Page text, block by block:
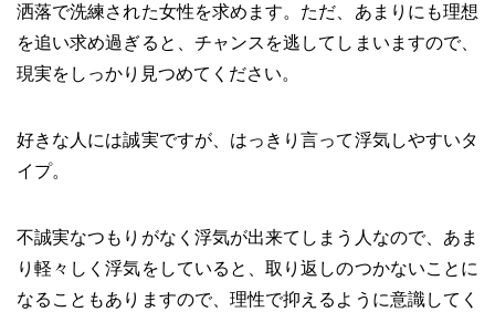
洒落で洗練された女性を求めます。ただ、あまりにも理想
を追い求め過ぎると、チャンスを逃してしまいますので、
現実をしっかり見つめてください。
好きな人には誠実ですが、はっきり言って浮気しやすいタ
イプ。
不誠実なつもりがなく浮気が出来てしまう人なので、あま
り軽々しく浮気をしていると、取り返しのつかないことに
なることもありますので、理性で抑えるように意識してく